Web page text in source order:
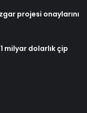
projesi onaylarını
milyar dolarlık çip